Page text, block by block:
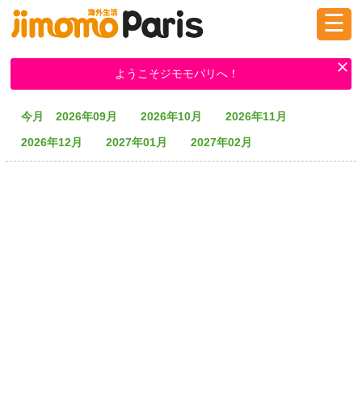
ログイン 新規登録
☰
ようこそジモモパリへ！
今月 2026年09月 2026年10月
2026年11月
2026年12月
2027年01月 2027年02月